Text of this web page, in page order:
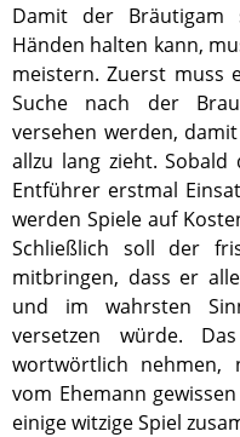
Damit der Bräutigam
Händen halten kann,
meistern. Zuerst muss
Suche nach der
versehen werden,
allzu lang zieht.
Entführer erstmal
werden Spiele auf
Schließlich soll der
mitbringen, dass er
und im wahrsten
versetzen würde.
wortwörtlich nehmen,
vom Ehemann
einige witzige Spiel